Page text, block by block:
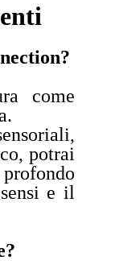
come
potrai
e il